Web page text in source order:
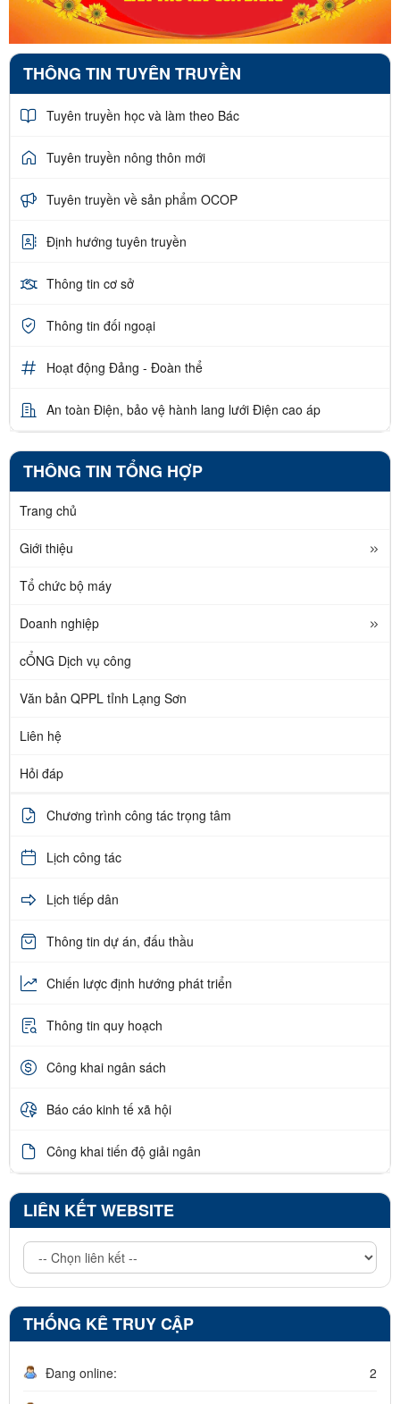
THÔNG TIN TUYÊN TRUYỀN
Tuyên truyền học và làm theo Bác
Tuyên truyền nông thôn mới
Tuyên truyền về sản phẩm OCOP
Định hướng tuyên truyền
Thông tin cơ sở
Thông tin đối ngoại
Hoạt động Đảng - Đoàn thể
An toàn Điện, bảo vệ hành lang lưới Điện cao áp
THÔNG TIN TỔNG HỢP
Trang chủ
Giới thiệu
Tổ chức bộ máy
Doanh nghiệp
cỔNG Dịch vụ công
Văn bản QPPL tỉnh Lạng Sơn
Liên hệ
Hỏi đáp
Chương trình công tác trọng tâm
Lịch công tác
Lịch tiếp dân
Thông tin dự án, đấu thầu
Chiến lược định hướng phát triển
Thông tin quy hoạch
Công khai ngân sách
Báo cáo kinh tế xã hội
Công khai tiến độ giải ngân
LIÊN KẾT WEBSITE
THỐNG KÊ TRUY CẬP
Đang online: 2